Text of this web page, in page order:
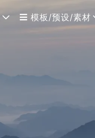
模板/预设/素材